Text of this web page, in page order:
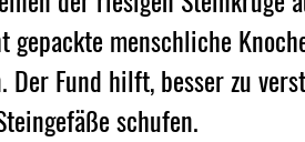
menschliche
Der Fund hilft, besser zu
schufen.